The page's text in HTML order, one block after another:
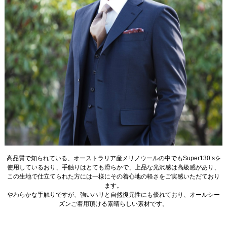
高品質で知られている、オーストラリア産メリノウールの中でもSuper130’sを
使用しているおり、手触りはとても滑らかで、上品な光沢感は高級感があり、
この生地で仕立てられた方には一様にその着心地の軽さをご実感いただており
ます。
やわらかな手触りですが、強いハリと自然復元性にも優れており、オールシー
ズンご着用頂ける素晴らしい素材です。